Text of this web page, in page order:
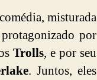
misturada
por
Trolls, e por seu
. Juntos, eles